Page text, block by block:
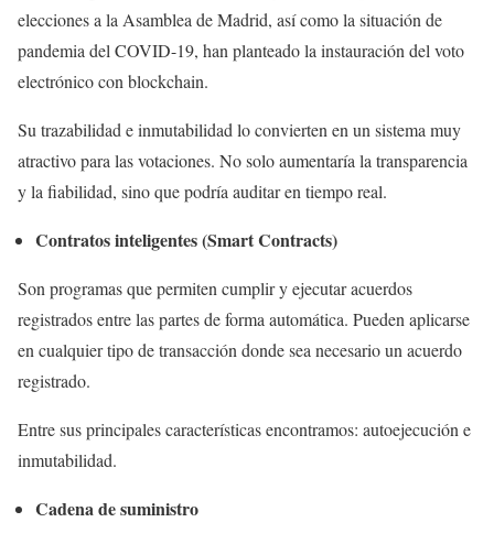
elecciones a la Asamblea de Madrid, así como la situación de
pandemia del COVID-19, han planteado la instauración del voto
electrónico con blockchain.
Su trazabilidad e inmutabilidad lo convierten en un sistema muy
atractivo para las votaciones. No solo aumentaría la transparencia
y la fiabilidad, sino que podría auditar en tiempo real.
Contratos inteligentes (Smart Contracts)
Son programas que permiten cumplir y ejecutar acuerdos
registrados entre las partes de forma automática. Pueden aplicarse
en cualquier tipo de transacción donde sea necesario un acuerdo
registrado.
Entre sus principales características encontramos: autoejecución e
inmutabilidad.
Cadena de suministro